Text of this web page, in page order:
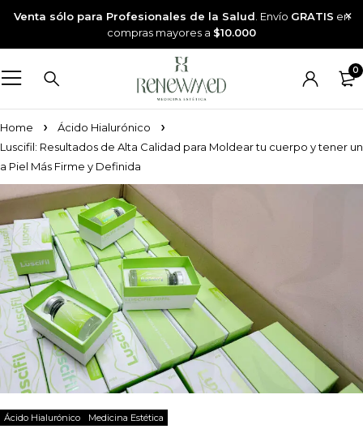
Venta sólo para Profesionales de la Salud . Envío GRATIS en
compras mayores a $10.000
0
Home
Ácido Hialurónico
Luscifil: Resultados de Alta Calidad para Moldear tu cuerpo y tener un
a Piel Más Firme y Definida
Ácido Hialurónico Medicina Estética